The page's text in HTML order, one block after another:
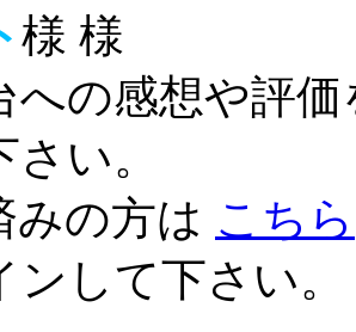
様 様
への感想や評価
い。
みの方は こちら
ンして下さい。